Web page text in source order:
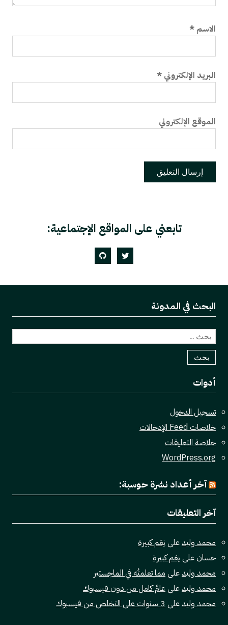
الاسم *
البريد الإلكتروني *
الموقع الإلكتروني
تابعني على المواقع الإجتماعية:
Twitter
GitHub
البحث في المدونة
البحث
عن:
أدوات
تسجيل الدخول
خلاصات Feed الإدخالات
خلاصة التعليقات
WordPress.org
آخر أعداد نشرة حوسبة:
آخر التعليقات
محمد وليدعلىنِعَم كبيرة
حسانعلىنِعَم كبيرة
محمد وليدعلىمما تعلمتُه في الماجستير
محمد وليدعلىعامٌ كامل من دون فيسبوك
محمد وليدعلى3 سنوات على التخلص من فيسبوك